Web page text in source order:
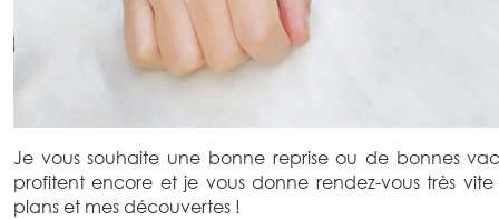
Je vous souhaite une bonne reprise ou de bonnes
profitent encore et je vous donne rendez-vous très
plans et mes découvertes !